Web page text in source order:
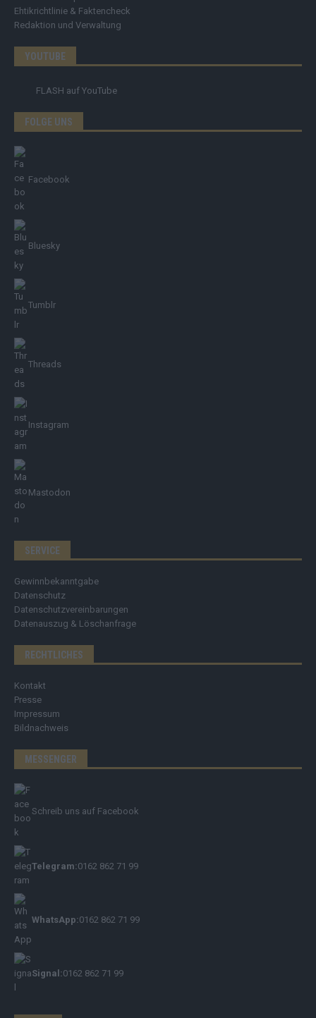
Ehtikrichtlinie & Faktencheck
Redaktion und Verwaltung
YOUTUBE
FLASH auf YouTube
FOLGE UNS
Facebook
Bluesky
Tumblr
Threads
Instagram
Mastodon
SERVICE
Gewinnbekanntgabe
Datenschutz
Datenschutzvereinbarungen
Datenauszug & Löschanfrage
RECHTLICHES
Kontakt
Presse
Impressum
Bildnachweis
MESSENGER
Schreib uns auf Facebook
Telegram:0162 862 71 99
WhatsApp:0162 862 71 99
Signal:0162 862 71 99